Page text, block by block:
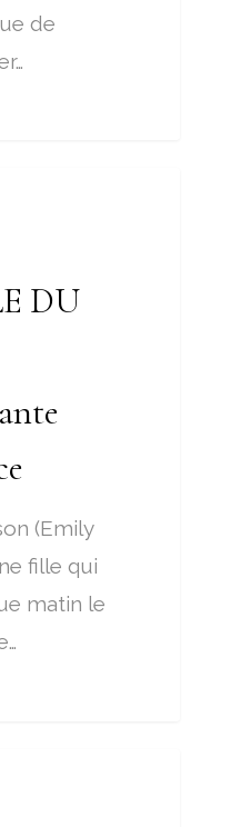
de
DU
(Emily
fille qui
matin le